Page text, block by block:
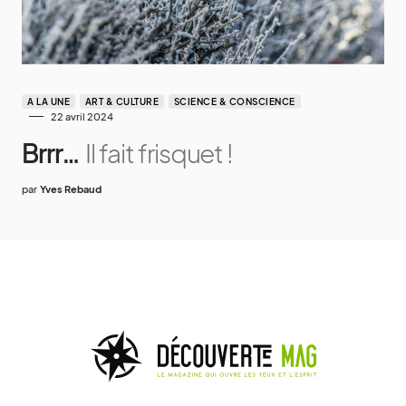
A LA UNE ART & CULTURE SCIENCE & CONSCIENCE
22 avril 2024
Brrr… Il fait frisquet !
par Yves Rebaud